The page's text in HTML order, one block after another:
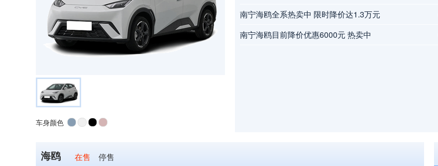
车身颜色
南宁海鸥全系热卖中 限时降价达1.3万元
南宁海鸥目前降价优惠6000元 热卖中
海鸥 在售 停售